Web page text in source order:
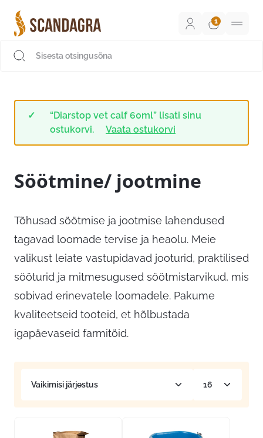
sisu
juurde
“Diarstop vet calf 60ml” lisati sinu
ostukorvi.
Vaata ostukorvi
Söötmine/ jootmine
Tõhusad söötmise ja jootmise lahendused
tagavad loomade tervise ja heaolu. Meie
valikust leiate vastupidavad jooturid, praktilised
sööturid ja mitmesugused söötmistarvikud, mis
sobivad erinevatele loomadele. Pakume
kvaliteetseid tooteid, et hõlbustada
igapäevaseid farmitöid.